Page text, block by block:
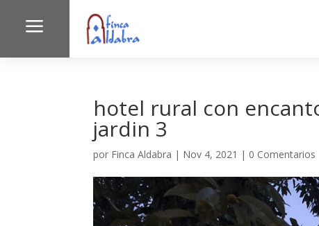
a
hotel rural con
jardin 3
por Finca Aldabra | Nov 4, 2021 | 0 Comentarios